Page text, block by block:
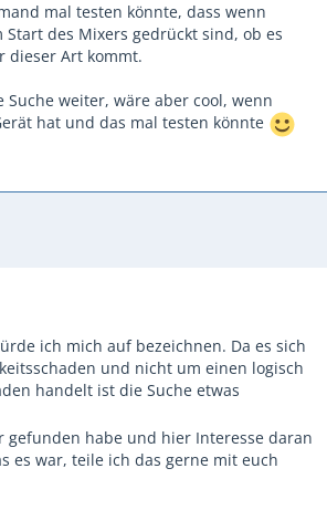
mal testen könnte, dass wenn
Start des Mixers gedrückt sind, ob es
dieser Art kommt.
Suche weiter, wäre aber cool, wenn
hat und das mal testen könnte
ich mich auf bezeichnen. Da es sich
und nicht um einen logisch
handelt ist die Suche etwas
gefunden habe und hier Interesse daran
es war, teile ich das gerne mit euch